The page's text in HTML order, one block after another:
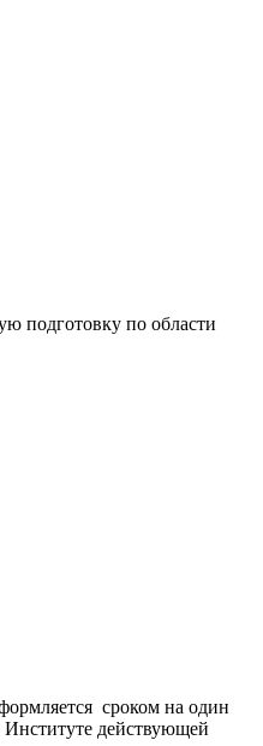
подготовку по области
сроком на один
Институте действующей